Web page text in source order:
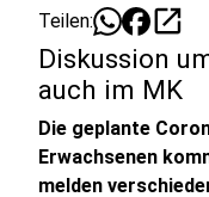
Teilen: open_in_new
Diskussion
auch im MK
Die geplante
Erwachsenen
melden